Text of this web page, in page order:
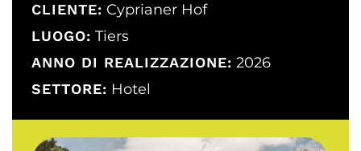
CLIENTE: Cyprianer Hof
LUOGO: Tiers
ANNO DI REALIZZAZIONE: 2026
SETTORE: Hotel